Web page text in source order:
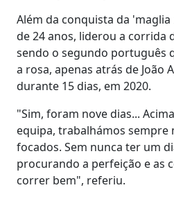
Além da conquista da
de 24 anos, liderou a corrida
sendo o segundo português
a rosa, apenas atrás de João
durante 15 dias, em 2020.
"Sim, foram nove dias...
equipa, trabalhámos sempre
focados. Sem nunca ter um
procurando a perfeição e as
correr bem", referiu.